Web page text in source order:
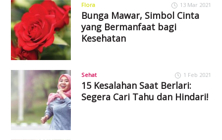
Flora 13 Mar 2021
Bunga Mawar, Simbol Cinta
yang Bermanfaat bagi
Kesehatan
Sehat 1 Feb 2021
15 Kesalahan Saat Berlari:
Segera Cari Tahu dan Hindari!